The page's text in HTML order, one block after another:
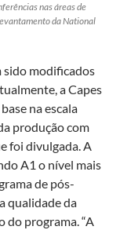
nas áreas de
da National
sido modificados
a Capes
na escala
produção com
foi divulgada. A
A1 o nível mais
de pós-
qualidade da
do programa. “A